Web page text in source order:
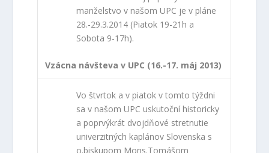
manželstvo v našom UPC je v pláne
28.-29.3.2014 (Piatok 19-21h a
Sobota 9-17h).
Vzácna návšteva v UPC (16.-17. máj 2013)
Vo štvrtok a v piatok v tomto týždni
sa v našom UPC uskutoční historicky
a poprvýkrát dvojdňové stretnutie
univerzitných kaplánov Slovenska s
o.biskupom Mons.Tomášom